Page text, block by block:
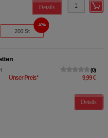
Details
200 St
40%
0
Unser Preis* 9,99 €
Details